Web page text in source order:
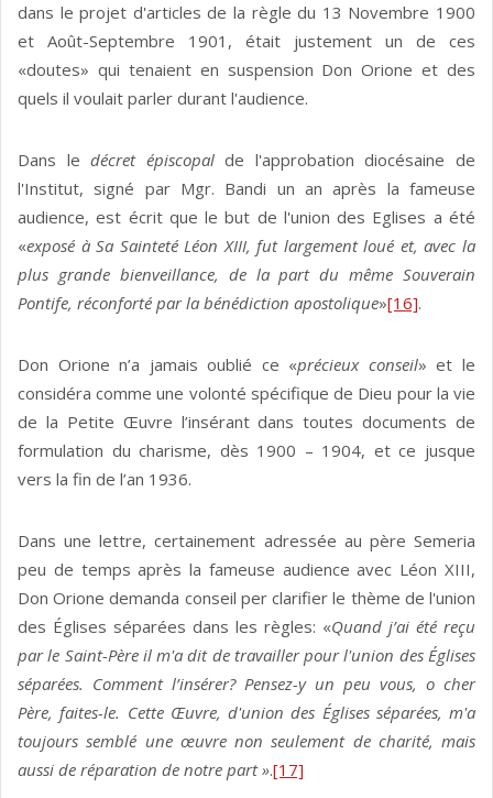
dans le projet d'articles de la règle du 13 Novembre 1900
et Août-Septembre 1901, était justement un de ces
«doutes» qui tenaient en suspension Don Orione et des
quels il voulait parler durant l'audience.
Dans ledécret épiscopalde l'approbation diocésaine de
l'Institut, signé par Mgr. Bandi un an après la fameuse
audience, est écrit que le but de l'union des Eglises a été
«exposé à Sa Sainteté Léon XIII, fut largement loué et, avec la
plus grande bienveillance, de la part du même Souverain
Pontife, réconforté par la bénédiction apostolique»[16].
Don Orione n’a jamais oublié ce «précieux conseil» et le
considéra comme une volonté spécifique de Dieu pour la vie
de la Petite Œuvre l’insérant dans toutes documents de
formulation du charisme, dès 1900 – 1904, et ce jusque
vers la fin de l’an 1936.
Dans une lettre, certainement adressée au père Semeria
peu de temps après la fameuse audience avec Léon XIII,
Don Orione demanda conseil per clarifier le thème de l'union
des Églises séparées dans les règles: «Quand j’ai été reçu
par le Saint-Père il m'a dit de travailler pour l'union des Églises
séparées. Comment l’insérer? Pensez-y un peu vous, o cher
Père, faites-le. Cette Œuvre, d'union des Églises séparées, m'a
toujours semblé une œuvre non seulement de charité, mais
aussi de réparation de notre part ».[17]